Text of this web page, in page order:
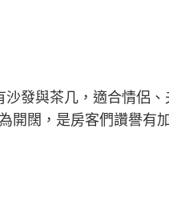
發與茶几，適合情侶
開闊，是房客們讚譽有